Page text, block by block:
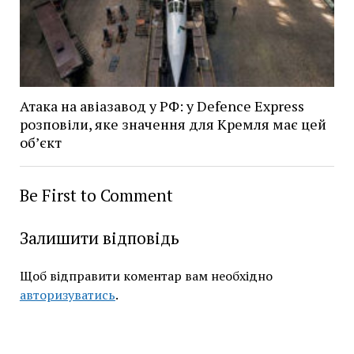
Атака на авіазавод у РФ: у Defence Express
розповіли, яке значення для Кремля має цей
об’єкт
Be First to Comment
Залишити відповідь
Щоб відправити коментар вам необхідно
авторизуватись.